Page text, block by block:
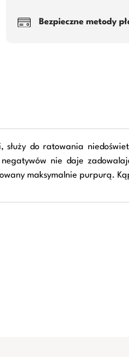
Bezpieczne metody
do ratowania
nie daje
maksymalnie purpurą.